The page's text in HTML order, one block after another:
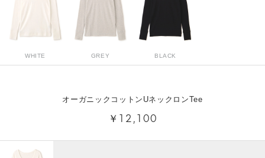
WHITE GREY BLACK
オーガニックコットンUネックロンTee
￥12,100